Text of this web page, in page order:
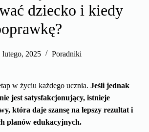
dziecko i kiedy
lutego, 2025 Poradniki
w życiu każdego ucznia. Jeśli jednak
jest satysfakcjonujący, istnieje
która daje szansę na lepszy rezultat i
planów edukacyjnych.